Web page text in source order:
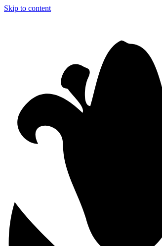
Skip to content